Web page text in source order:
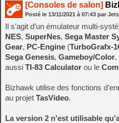
[Consoles de salon]
Posté le 13/11/2021 à 07:43 par Jets
Il s’agit d’un émulateur multi-
NES, SuperNes, Sega Master
Gear, PC-Engine (TurboGrafx-
Sega Genesis, Gameboy/Color,
aussi TI-83 Calculator ou le
Bizhawk utilise des fonctions
au projet TasVideo.
La version 2 n’est utilisable